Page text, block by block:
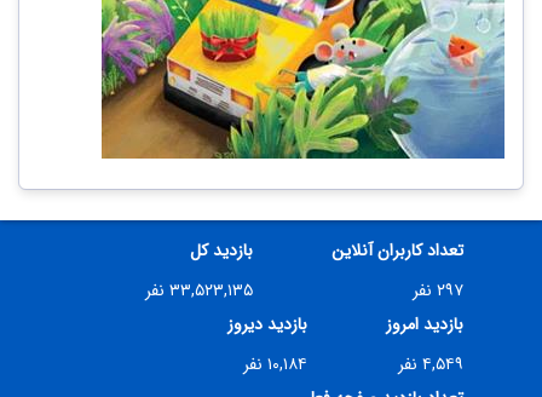
تعداد کاربران آنلاین
۲۹۷ نفر
بازدید کل
۳۳,۵۲۳,۱۳۵ نفر
بازدید امروز
۴,۵۴۹ نفر
بازدید دیروز
۱۰,۱۸۴ نفر